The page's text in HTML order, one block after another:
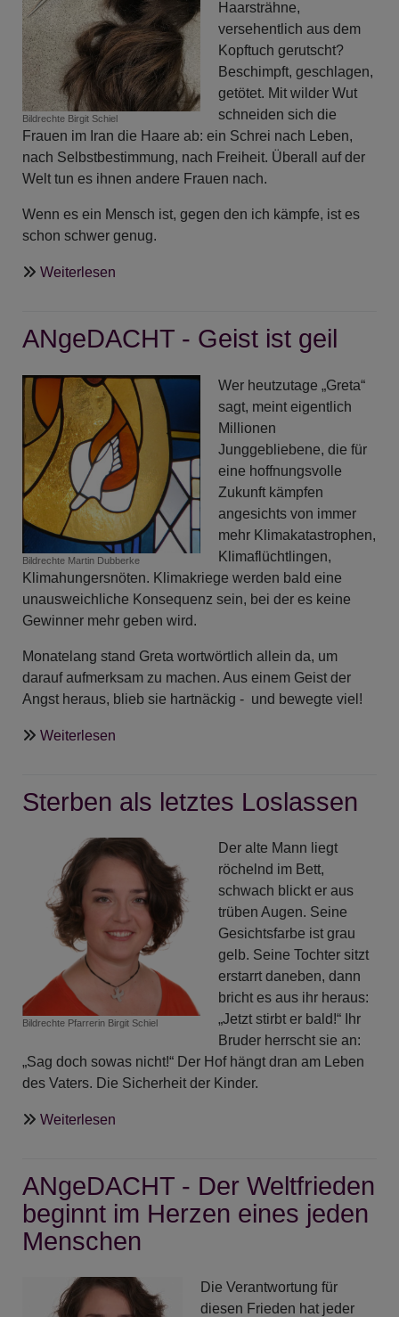
oh
Gott
Bildrechte Birgit Schiel
Haarsträhne,
versehentlich aus dem
Kopftuch gerutscht?
Beschimpft, geschlagen,
getötet. Mit wilder Wut
schneiden sich die
Frauen im Iran die Haare ab: ein Schrei nach Leben,
nach Selbstbestimmung, nach Freiheit. Überall auf der
Welt tun es ihnen andere Frauen nach.
Wenn es ein Mensch ist, gegen den ich kämpfe, ist es
schon schwer genug.
Weiterlesen
Unsere
mit
Gott
ANgeDACHT - Geist ist geil
Bildrechte Martin Dubberke
Wer heutzutage „Greta“
sagt, meint eigentlich
Millionen
Junggebliebene, die für
eine hoffnungsvolle
Zukunft kämpfen
angesichts von immer
mehr Klimakatastrophen,
Klimaflüchtlingen,
Klimahungersnöten. Klimakriege werden bald eine
unausweichliche Konsequenz sein, bei der es keine
Gewinner mehr geben wird.
Monatelang stand Greta wortwörtlich allein da, um
darauf aufmerksam zu machen. Aus einem Geist der
Angst heraus, blieb sie hartnäckig - und bewegte viel!
Weiterlesen
Geist
geil
Sterben als letztes Loslassen
Bildrechte Pfarrerin Birgit Schiel
Der alte Mann liegt
röchelnd im Bett,
schwach blickt er aus
trüben Augen. Seine
Gesichtsfarbe ist grau
gelb. Seine Tochter sitzt
erstarrt daneben, dann
bricht es aus ihr heraus:
„Jetzt stirbt er bald!“ Ihr
Bruder herrscht sie an:
„Sag doch sowas nicht!“ Der Hof hängt dran am Leben
des Vaters. Die Sicherheit der Kinder.
Weiterlesen
letztes
Loslassen
ANgeDACHT - Der Weltfrieden
beginnt im Herzen eines jeden
Menschen
Die Verantwortung für
diesen Frieden hat jeder